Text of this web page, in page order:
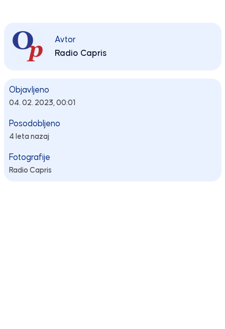
Avtor
Radio Capris
Objavljeno
04. 02. 2023, 00:01
Posodobljeno
4 leta nazaj
Fotografije
Radio Capris